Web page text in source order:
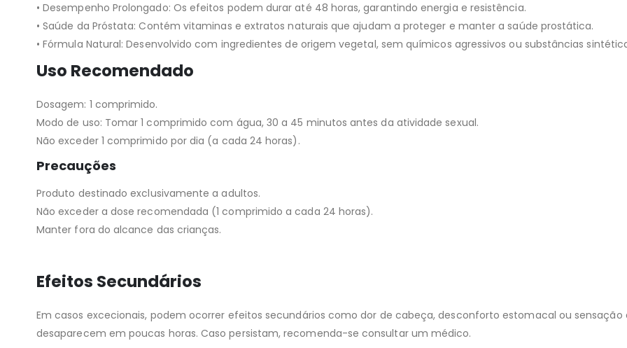
• Desempenho Prolongado: Os efeitos podem durar até 48 horas, garantindo energia e resistência.
• Saúde da Próstata: Contém vitaminas e extratos naturais que ajudam a proteger e manter a saúde prostática.
• Fórmula Natural: Desenvolvido com ingredientes de origem vegetal, sem químicos agressivos ou substâncias
Uso Recomendado
Dosagem: 1 comprimido.
Modo de uso: Tomar 1 comprimido com água, 30 a 45 minutos antes da atividade sexual.
Não exceder 1 comprimido por dia (a cada 24 horas).
Precauções
Produto destinado exclusivamente a adultos.
Não exceder a dose recomendada (1 comprimido a cada 24 horas).
Manter fora do alcance das crianças.
Efeitos Secundários
Em casos excecionais, podem ocorrer efeitos secundários como dor de cabeça, desconforto estomacal ou
desaparecem em poucas horas. Caso persistam, recomenda-se consultar um médico.